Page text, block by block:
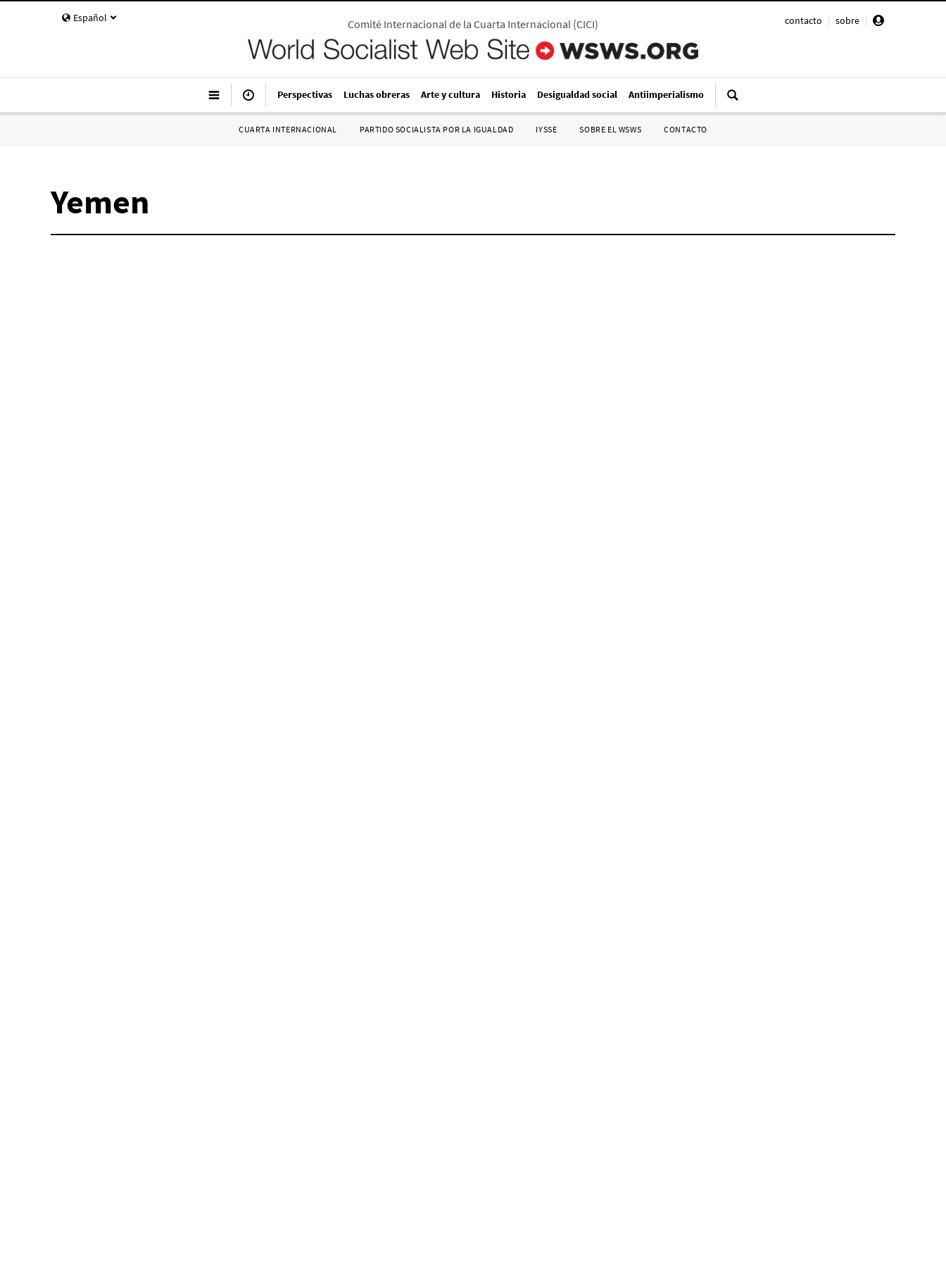
Español contacto | sobre |
Comité Internacional de la Cuarta Internacional (CICI)
Perspectivas Luchas obreras Arte y cultura Historia Desigualdad social Antiimperialismo
CUARTA INTERNACIONAL PARTIDO SOCIALISTA POR LA IGUALDAD IYSSE SOBRE EL WSWS CONTACTO
Yemen